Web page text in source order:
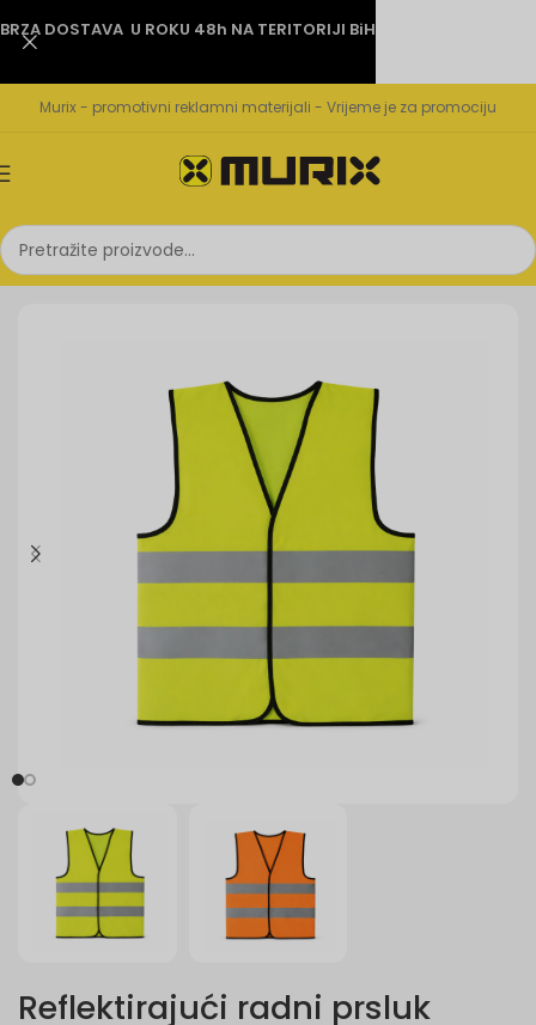
Murix - promotivni reklamni materijali - Vrijeme je za promociju
Početna Textil
Reflektirajući radni prsluk
BRZA DOSTAVA U ROKU 48h NA TERITORIJI BiH